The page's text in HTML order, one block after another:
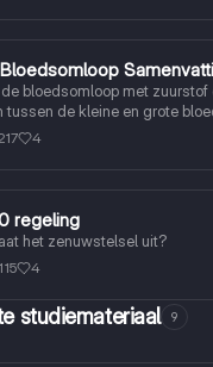
bloedsomloop met zuurstof
tussen de kleine en grote
4
regeling
het zenuwstelsel uit?
4
studiemateriaal 9